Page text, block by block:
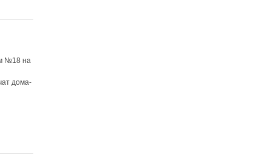
№18 на
дома-